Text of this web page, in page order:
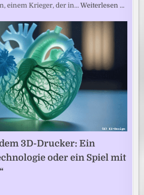
einem Krieger, der in…Weiterlesen …
3D-Drucker: Ein
oder ein Spiel mit